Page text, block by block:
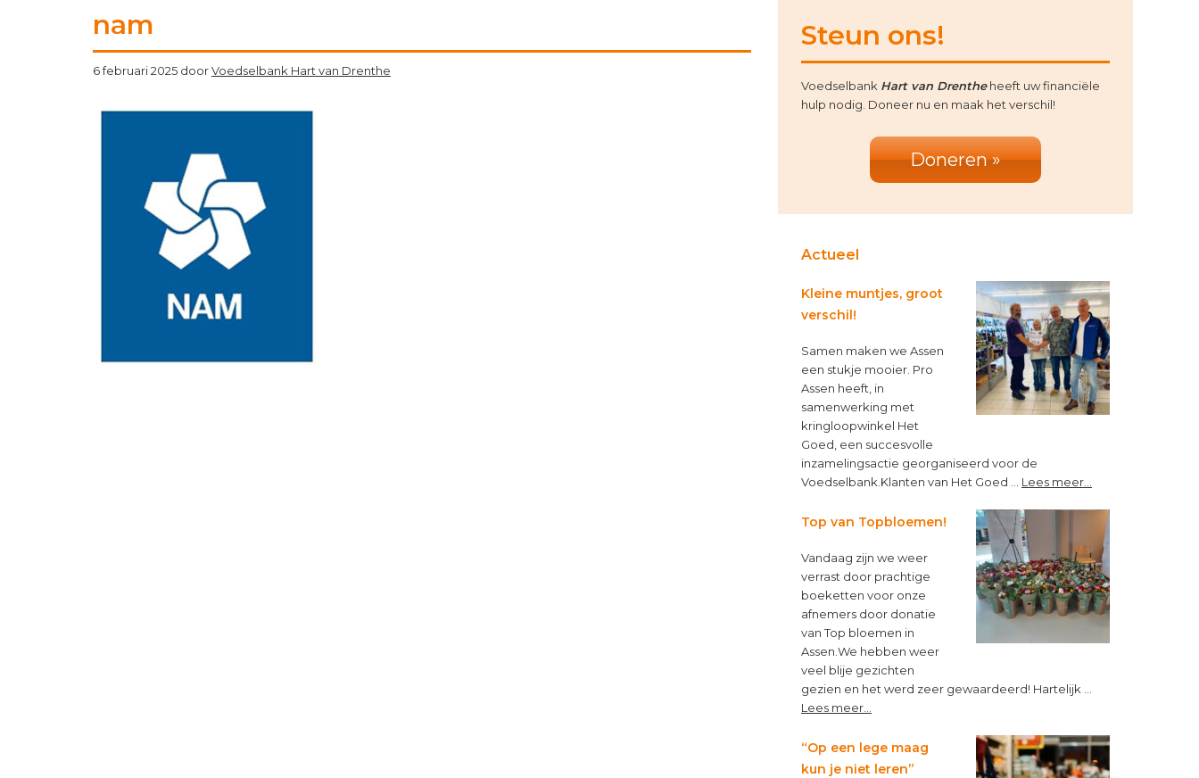
nam
6 februari 2025 doorVoedselbank Hart van Drenthe
Sidebar
Steun ons!
Voedselbank Hart van Drentheheeft uw financiële
hulp nodig. Doneer nu en maak het verschil!
Doneren »
Actueel
Kleine muntjes, groot
verschil!
Samen maken we Assen
een stukje mooier. Pro
Assen heeft, in
samenwerking met
kringloopwinkel Het
Goed, een succesvolle
inzamelingsactie georganiseerd voor de
Voedselbank.Klanten van Het Goed … Lees meer...
muntjes,
groot
verschil!
Top van Topbloemen!
Vandaag zijn we weer
verrast door prachtige
boeketten voor onze
afnemers door donatie
van Top bloemen in
Assen.We hebben weer
veel blije gezichten
gezien en het werd zeer gewaardeerd! Hartelijk …
Lees meer...
van
Topbloemen!
“Op een lege maag
kun je niet leren”